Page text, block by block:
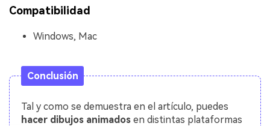
Compatibilidad
Windows, Mac
Conclusión
Tal y como se demuestra en el artículo, puedes
hacer dibujos animados en distintas plataformas